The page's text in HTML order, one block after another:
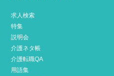
求人検索
特集
説明会
介護ネタ帳
介護転職QA
用語集